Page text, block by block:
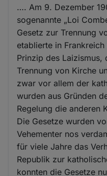
…. Am 9. Dezember
sogenannte „Loi
Gesetz zur Trennung
etablierte in
Prinzip des
Trennung von Kirche
zwar vor allem der
wurden aus Gründen
Regelung die anderen
Die Gesetze wurden
Vehementer nos
für viele Jahre das
Republik zur
konnten die Gesetze